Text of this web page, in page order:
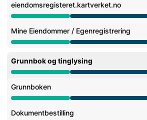
eiendomsregisteret.kartverket.no
Vedlikehold fra 7:00 AM til 11:00 PM
Mine Eiendommer / Egenregistrering
Vedlikehold fra 7:00 AM til 11:00 PM
Grunnbok og tinglysing
Vedlikehold fra 7:00 AM til 11:00 PM
Grunnboken
Vedlikehold fra 7:00 AM til 11:00 PM
Dokumentbestilling